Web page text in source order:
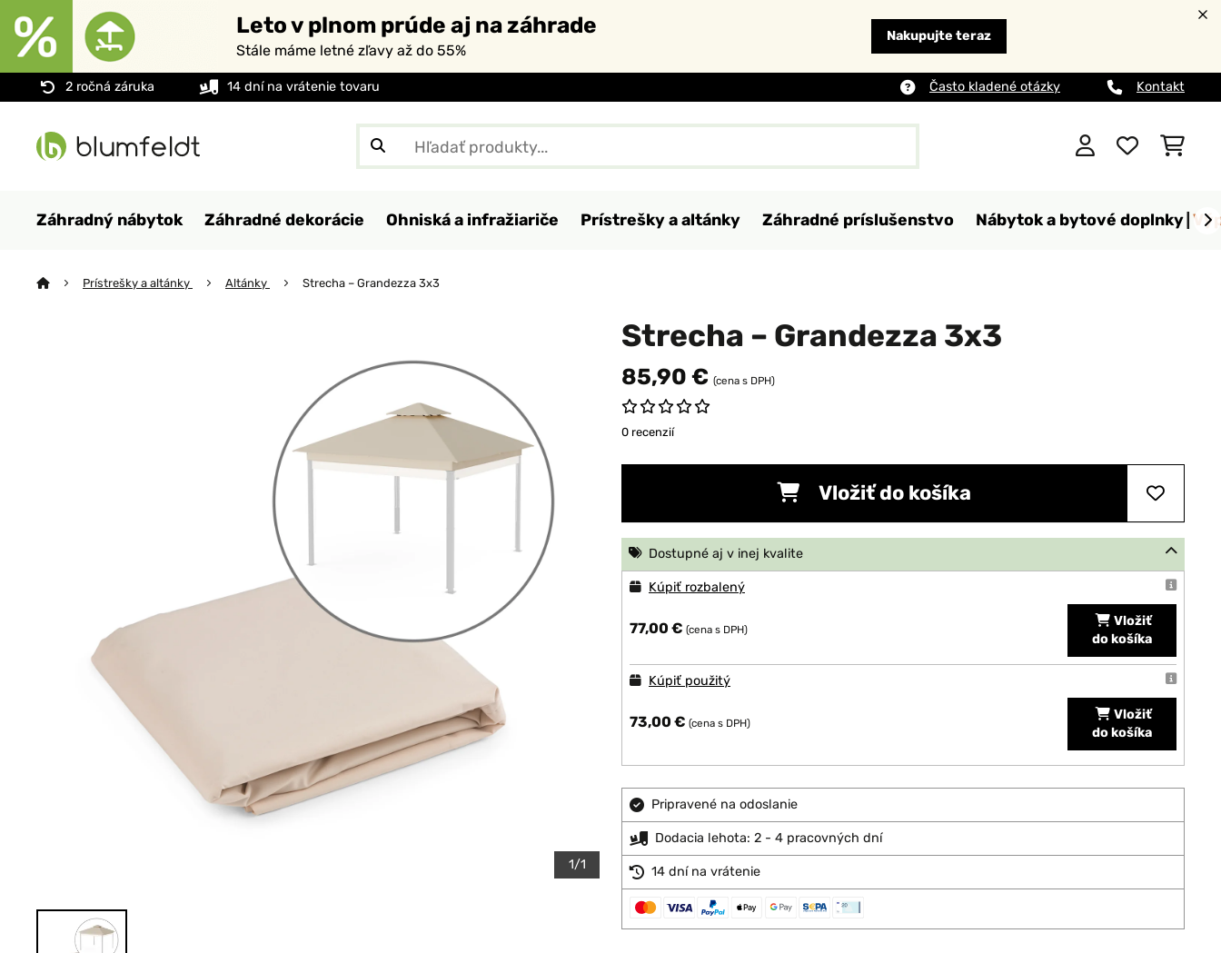
Leto v plnom prúde aj na záhrade
Stále máme letné zľavy až do 55%
Nakupujte teraz
2 ročná záruka 14 dní na vrátenie tovaru Často kladené otázky Kontakt
Záhradný nábytok Záhradné dekorácie Ohniská a infražiariče Prístrešky a altánky Záhradné príslušenstvo Nábytok a bytové doplnky
Prístrešky a altánky Altánky Strecha – Grandezza 3x3
1/1
Strecha – Grandezza 3x3
85,90 € (cena s DPH)
0 recenzií
Vložiť do košíka
Dostupné aj v inej kvalite
Kúpiť rozbalený
77,00 € (cena s DPH)
Vložiť
do košíka
Kúpiť použitý
73,00 € (cena s DPH)
Vložiť
do košíka
Pripravené na odoslanie
Dodacia lehota: 2 - 4 pracovných dní
14 dní na vrátenie